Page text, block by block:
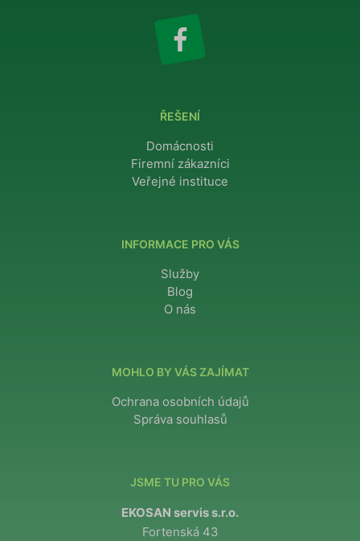
ŘEŠENÍ
Domácnosti
Firemní zákazníci
Veřejné instituce
INFORMACE PRO VÁS
Služby
Blog
O nás
MOHLO BY VÁS ZAJÍMAT
Ochrana osobních údajů
Správa souhlasů
JSME TU PRO VÁS
EKOSAN servis s.r.o.
Fortenská 43